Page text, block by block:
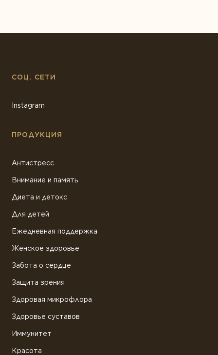
СОЦ. СЕТИ
Instagram
ПРОДУКЦИЯ
Антистресс
Внимание и память
Диета и детокс
Для детей
Ежедневная поддержка
Женское здоровье
Забота о сердце
Защита зрения
Здоровая микрофлора
Здоровье суставов
Иммунитет
Красота